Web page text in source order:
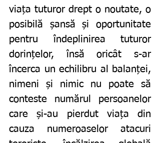
viața tuturor drept o noutate, o
posibilă șansă și oportunitate
pentru îndeplinirea tuturor
dorințelor, însă oricât s-ar
încerca un echilibru al balanței,
nimeni și nimic nu poate să
conteste numărul persoanelor
care și-au pierdut viața din
cauza numeroaselor atacuri